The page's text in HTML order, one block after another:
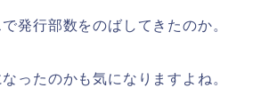
発行部数をのばしてきたのか。
ったのかも気になりますよね。